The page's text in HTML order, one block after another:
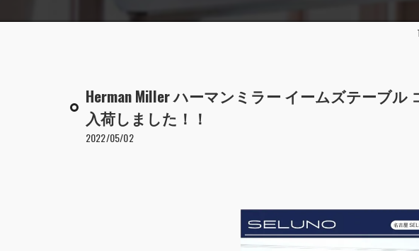
Herman Miller ハーマンミラー イームズテーブ
入荷しました！！
2022/05/02